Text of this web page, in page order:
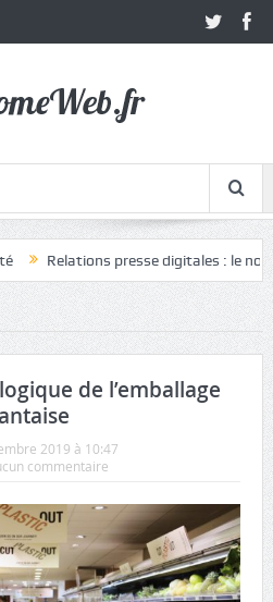
Relations presse digitales : le nouvel
de l’emballage
2019 à 10:47
commentaire